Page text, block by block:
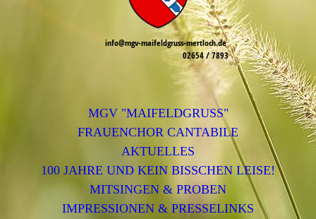
info@mgv-maifeldgruss-mertloch.de
02654 / 7893
MGV "MAIFELDGRUSS"
FRAUENCHOR CANTABILE
AKTUELLES
100 JAHRE UND KEIN BISSCHEN LEISE!
MITSINGEN & PROBEN
IMPRESSIONEN & PRESSELINKS